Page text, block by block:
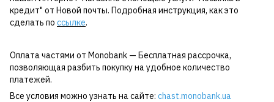
кредит" от Новой почты. Подробная инструкция, как это
сделать по ссылке.
Оплата частями от Monobank — Бесплатная рассрочка,
позволяющая разбить покупку на удобное количество
платежей.
Все условия можно узнать на сайте: chast.monobank.ua